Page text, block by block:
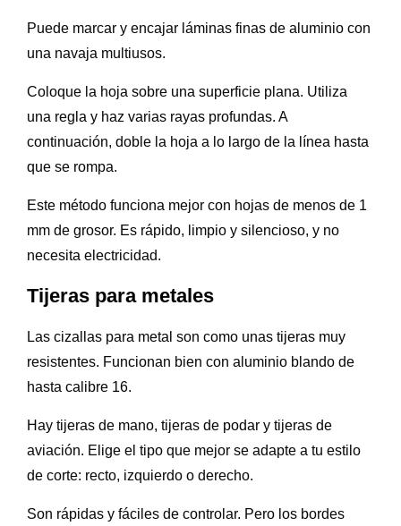
Puede marcar y encajar láminas finas de aluminio con
una navaja multiusos.
Coloque la hoja sobre una superficie plana. Utiliza
una regla y haz varias rayas profundas. A
continuación, doble la hoja a lo largo de la línea hasta
que se rompa.
Este método funciona mejor con hojas de menos de 1
mm de grosor. Es rápido, limpio y silencioso, y no
necesita electricidad.
Tijeras para metales
Las cizallas para metal son como unas tijeras muy
resistentes. Funcionan bien con aluminio blando de
hasta calibre 16.
Hay tijeras de mano, tijeras de podar y tijeras de
aviación. Elige el tipo que mejor se adapte a tu estilo
de corte: recto, izquierdo o derecho.
Son rápidas y fáciles de controlar. Pero los bordes